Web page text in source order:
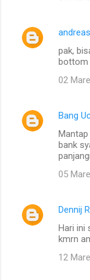
andreas
pak,
bottom
02
Bang
bank
05
Dennij
Hari ini
kmrn
12